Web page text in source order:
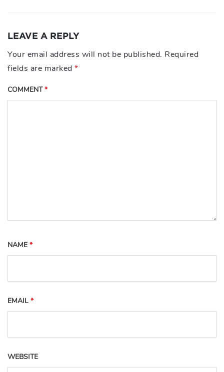
LEAVE A REPLY
Your email address will not be published. Required
fields are marked *
COMMENT*
NAME *
EMAIL *
WEBSITE